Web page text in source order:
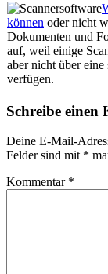
können oder nicht
Dokumenten und
auf, weil einige
aber nicht über eine
verfügen.
Schreibe einen
Deine E-Mail-
Felder sind mit *
Kommentar *